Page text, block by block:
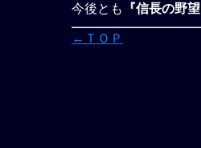
今後とも 『信長の野
←ＴＯＰ